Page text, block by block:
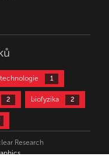
1
2 biofyzika 2
4
Research